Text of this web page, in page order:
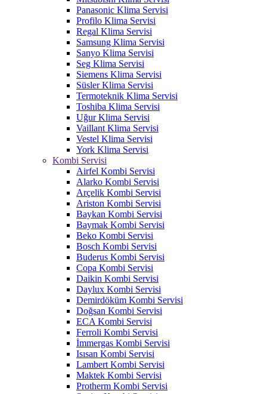
Panasonic Klima Servisi
Profilo Klima Servisi
Regal Klima Servisi
Samsung Klima Servisi
Sanyo Klima Servisi
Seg Klima Servisi
Siemens Klima Servisi
Süsler Klima Servisi
Termoteknik Klima Servisi
Toshiba Klima Servisi
Uğur Klima Servisi
Vaillant Klima Servisi
Vestel Klima Servisi
York Klima Servisi
Kombi Servisi
Airfel Kombi Servisi
Alarko Kombi Servisi
Arçelik Kombi Servisi
Ariston Kombi Servisi
Baykan Kombi Servisi
Baymak Kombi Servisi
Beko Kombi Servisi
Bosch Kombi Servisi
Buderus Kombi Servisi
Copa Kombi Servisi
Daikin Kombi Servisi
Daylux Kombi Servisi
Demirdöküm Kombi Servisi
Doğsan Kombi Servisi
ECA Kombi Servisi
Ferroli Kombi Servisi
İmmergas Kombi Servisi
Isısan Kombi Servisi
Lambert Kombi Servisi
Maktek Kombi Servisi
Protherm Kombi Servisi